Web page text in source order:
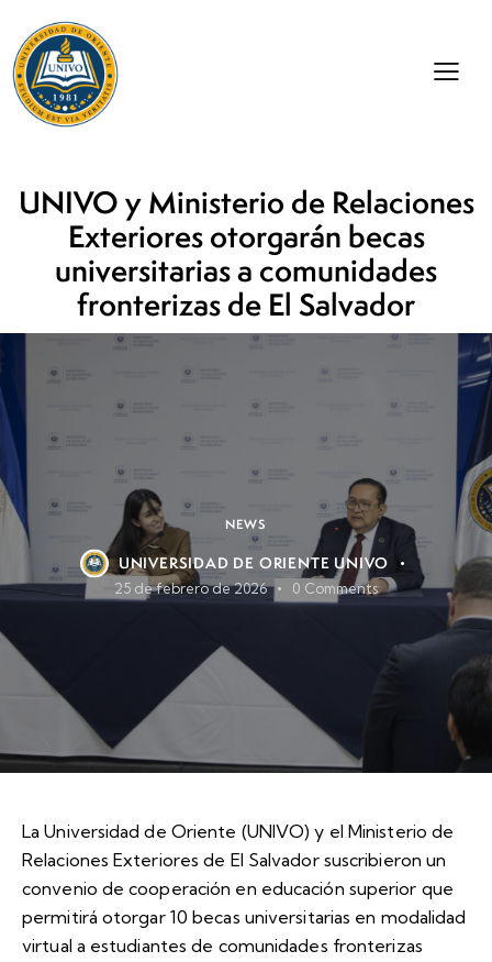
UNIVO y Ministerio de Relaciones
Exteriores otorgarán becas
universitarias a comunidades
fronterizas de El Salvador
NEWS
UNIVERSIDAD DE ORIENTE UNIVO
25 de febrero de 2026 0 Comments
La Universidad de Oriente (UNIVO) y el Ministerio de
Relaciones Exteriores de El Salvador suscribieron un
convenio de cooperación en educación superior que
permitirá otorgar 10 becas universitarias en modalidad
virtual a estudiantes de comunidades fronterizas